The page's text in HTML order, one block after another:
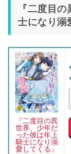
『二度目
士になり溺
『二度目の異
世界、少年だ
った彼は年上
騎士になり溺
愛してくる』